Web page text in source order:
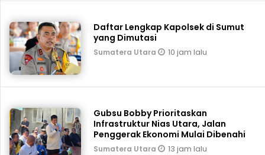
Daftar Lengkap Kapolsek di Sumut
yang Dimutasi
Sumatera Utara 10 jam lalu
Gubsu Bobby Prioritaskan
Infrastruktur Nias Utara, Jalan
Penggerak Ekonomi Mulai Dibenahi
Sumatera Utara 13 jam lalu